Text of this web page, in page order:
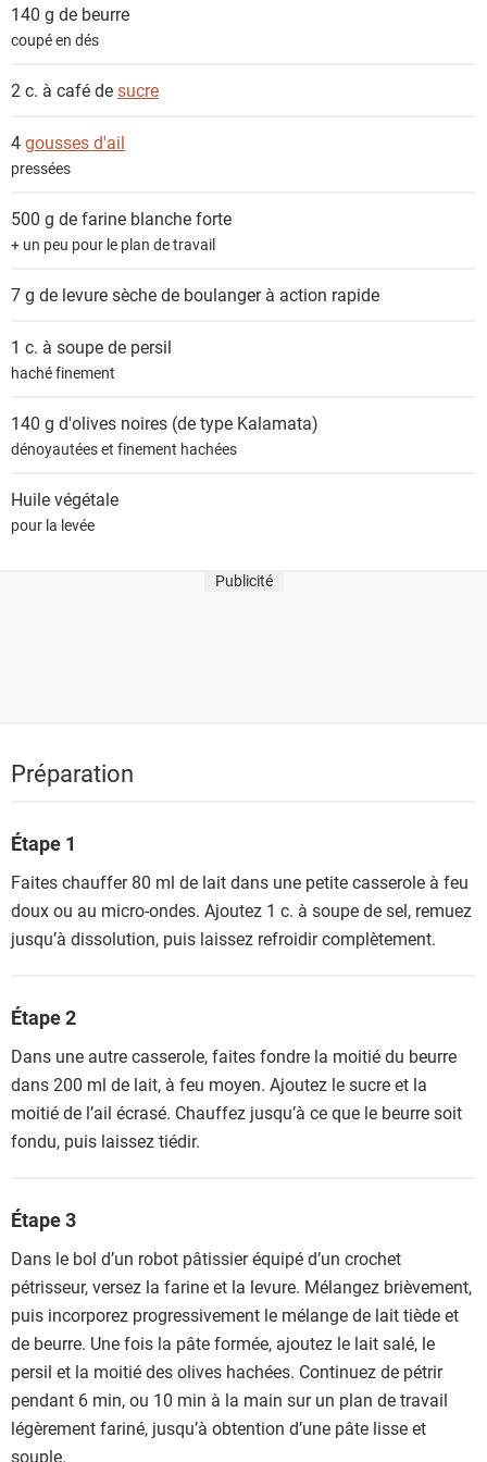
s
140 g de beurre
coupé en dés
2 c. à café desucre
4gousses d'ail
pressées
500 g defarine blanche forte
+ un peu pour le plan de travail
7 g de levure sèche de boulanger à action rapide
1 c. à soupe de persil
haché finement
140 g d'olives noires (de type Kalamata)
dénoyautées et finement hachées
Huile végétale
pour la levée
Publicité
Préparation
Étape 1
Faites chauffer 80 ml de lait dans une petite casserole à feu
doux ou au micro-ondes. Ajoutez 1 c. à soupe de sel, remuez
jusqu’à dissolution, puis laissez refroidir complètement.
Étape 2
Dans une autre casserole, faites fondre la moitié du beurre
dans 200 ml de lait, à feu moyen. Ajoutez le sucre et la
moitié de l’ail écrasé. Chauffez jusqu’à ce que le beurre soit
fondu, puis laissez tiédir.
Étape 3
Dans le bol d’un robot pâtissier équipé d’un crochet
pétrisseur, versez la farine et la levure. Mélangez brièvement,
puis incorporez progressivement le mélange de lait tiède et
de beurre. Une fois la pâte formée, ajoutez le lait salé, le
persil et la moitié des olives hachées. Continuez de pétrir
pendant 6 min, ou 10 min à la main sur un plan de travail
légèrement fariné, jusqu’à obtention d’une pâte lisse et
souple.